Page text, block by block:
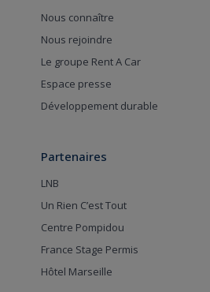
Nous connaître
Nous rejoindre
Le groupe Rent A Car
Espace presse
Développement durable
Partenaires
LNB
Un Rien C’est Tout
Centre Pompidou
France Stage Permis
Hôtel Marseille